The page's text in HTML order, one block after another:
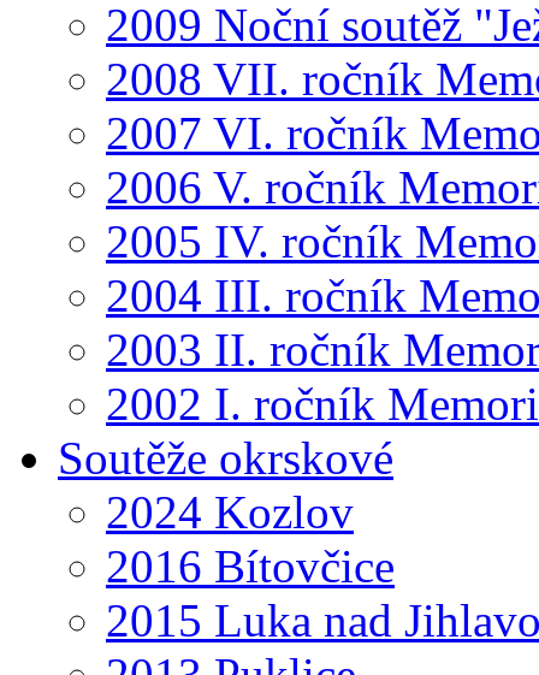
2009 Noční soutěž
2008 VII. ročník
2007 VI. ročník
2006 V. ročník
2005 IV. ročník
2004 III. ročník
2003 II. ročník
2002 I. ročník
Soutěže okrskové
2024 Kozlov
2016 Bítovčice
2015 Luka nad